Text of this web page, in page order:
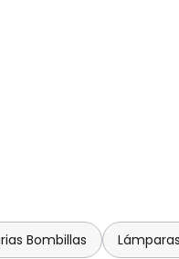
Bombillas